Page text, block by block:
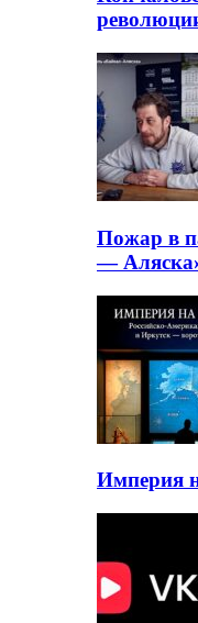
Пожар в
—
Империя